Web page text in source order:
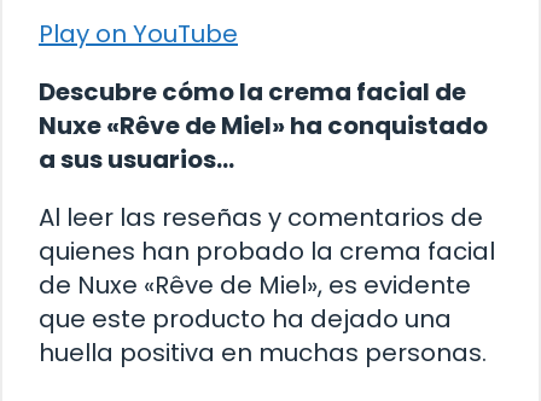
Play on YouTube
Descubre cómo la crema facial de
Nuxe «Rêve de Miel» ha conquistado
a sus usuarios…
Al leer las reseñas y comentarios de
quienes han probado la crema facial
de Nuxe «Rêve de Miel», es evidente
que este producto ha dejado una
huella positiva en muchas personas.